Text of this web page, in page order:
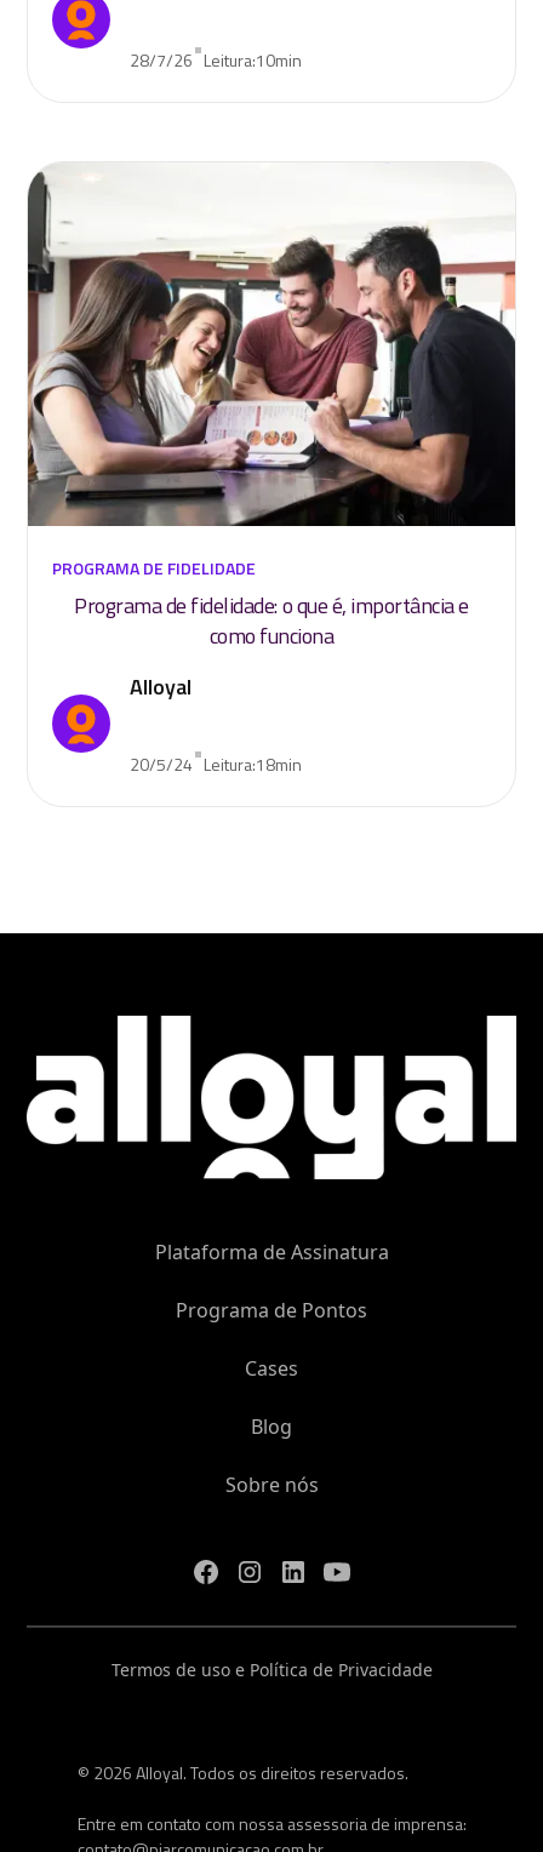
28/7/26•Leitura:10min
PROGRAMA DE FIDELIDADE
Programa de fidelidade: o que é, importância e
como funciona
Alloyal
20/5/24•Leitura:18min
Plataforma de Assinatura
Programa de Pontos
Cases
Blog
Sobre nós
© 2026 Alloyal. Todos os direitos reservados.
Entre em contato com nossa assessoria de imprensa:
Termos de uso e Política de Privacidade